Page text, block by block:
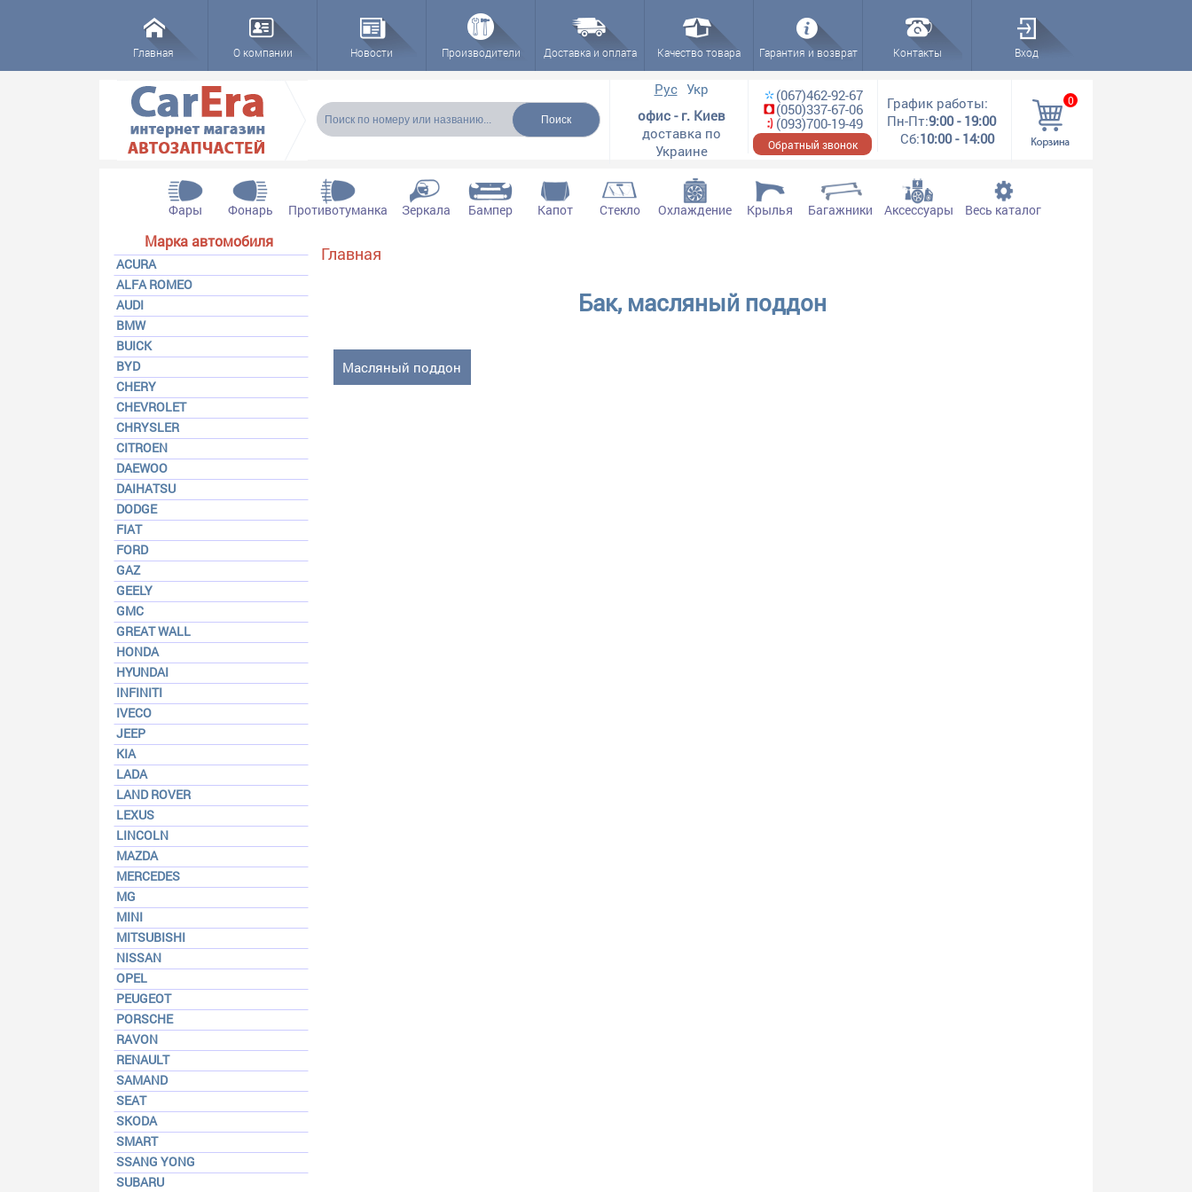
Главная О компании Новости Производители Доставка и оплата Качество товара Гарантия и возврат Контакты Вход
Рус Укр
офис - г. Киев
доставка по
Украине
(067)462-92-67
(050)337-67-06
(093)700-19-49
Обратный звонок
График работы:
Пн-Пт:9:00 - 19:00
Сб:10:00 - 14:00
0
Фары Фонарь Противотуманка Зеркала Бампер Капот Стекло Охлаждение Крылья Багажники Аксессуары Весь каталог
Марка автомобиля
ACURA
ALFA ROMEO
AUDI
BMW
BUICK
BYD
CHERY
CHEVROLET
CHRYSLER
CITROEN
DAEWOO
DAIHATSU
DODGE
FIAT
FORD
GAZ
GEELY
GMC
GREAT WALL
HONDA
HYUNDAI
INFINITI
IVECO
JEEP
KIA
LADA
LAND ROVER
LEXUS
LINCOLN
MAZDA
MERCEDES
MG
MINI
MITSUBISHI
NISSAN
OPEL
PEUGEOT
PORSCHE
RAVON
RENAULT
SAMAND
SEAT
SKODA
SMART
SSANG YONG
SUBARU
Вы здесь
Главная
Бак, масляный поддон
Масляный поддон